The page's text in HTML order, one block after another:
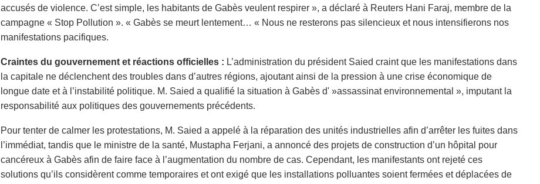
accusés de violence. C’est simple, les habitants de Gabès veulent respirer », a déclaré à Reuters Hani Faraj, membre de la
campagne « Stop Pollution ». « Gabès se meurt lentement… « Nous ne resterons pas silencieux et nous intensifierons nos
manifestations pacifiques.
Craintes du gouvernement et réactions officielles : L’administration du président Saied craint que les manifestations dans
la capitale ne déclenchent des troubles dans d’autres régions, ajoutant ainsi de la pression à une crise économique de
longue date et à l’instabilité politique. M. Saied a qualifié la situation à Gabès d' »assassinat environnemental », imputant la
responsabilité aux politiques des gouvernements précédents.
Pour tenter de calmer les protestations, M. Saied a appelé à la réparation des unités industrielles afin d’arrêter les fuites dans
l’immédiat, tandis que le ministre de la santé, Mustapha Ferjani, a annoncé des projets de construction d’un hôpital pour
cancéreux à Gabès afin de faire face à l’augmentation du nombre de cas. Cependant, les manifestants ont rejeté ces
solutions qu’ils considèrent comme temporaires et ont exigé que les installations polluantes soient fermées et déplacées de